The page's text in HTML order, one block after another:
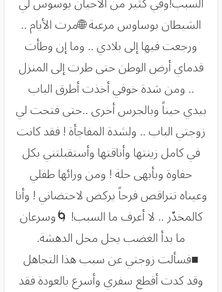
الشيطان بوساوس مرعبة 🌐مرت الأيام ..
ورجعت فيها إلى بلادي .. وما إن وطأت
قدماي أرض الوطن حتى طرت إلى المنزل
.. ومن شدة خوفي أخذت أطرق الباب
بيدي حيناً وبالجرس أخرى ..حتى فتحت لي
زوجتي الباب .. ولشدة المفاجأة ! فقد كانت
في كامل زينتها وأناقتها وأستقبلتني بكل
حفاوة وبأبهى حلة ! ومن ورائها طفلي
وعيناه تتراقص فرحاً يركض لاحتضاني ! وأنا
كالمخدّر .. لا أعرف ما السبب! 🌀وسرعان
ما بدأ الغضب يحل محل الدهشة.
■فسألت زوجتي عن سبب هذا التجاهل
وقد كدت أقطع سفري وأسرع بالعودة فقد